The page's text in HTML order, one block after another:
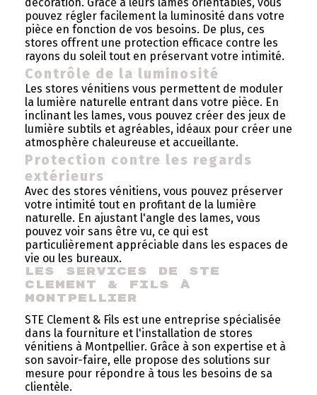
pouvez régler facilement la luminosité dans votre
pièce en fonction de vos besoins. De plus, ces
stores offrent une protection efficace contre les
rayons du soleil tout en préservant votre intimité.
Contrôle de la luminosité
Les stores vénitiens vous permettent de moduler
la lumière naturelle entrant dans votre pièce. En
inclinant les lames, vous pouvez créer des jeux de
lumière subtils et agréables, idéaux pour créer une
atmosphère chaleureuse et accueillante.
Protection contre les regards
extérieurs
Avec des stores vénitiens, vous pouvez préserver
votre intimité tout en profitant de la lumière
naturelle. En ajustant l'angle des lames, vous
pouvez voir sans être vu, ce qui est
particulièrement appréciable dans les espaces de
vie ou les bureaux.
Les services de STE
Clement & Fils à
Montpellier
STE Clement & Fils est une entreprise spécialisée
dans la fourniture et l'installation de stores
vénitiens à Montpellier. Grâce à son expertise et à
son savoir-faire, elle propose des solutions sur
mesure pour répondre à tous les besoins de sa
clientèle.